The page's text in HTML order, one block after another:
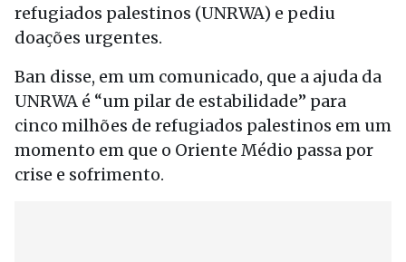
refugiados palestinos (UNRWA) e pediu
doações urgentes.
Ban disse, em um comunicado, que a ajuda da
UNRWA é “um pilar de estabilidade” para
cinco milhões de refugiados palestinos em um
momento em que o Oriente Médio passa por
crise e sofrimento.